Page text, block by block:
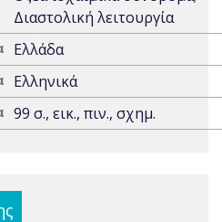
Διαστολική λειτουργία
Ελλάδα
Ελληνικά
99 σ., εικ., πιν., σχημ.